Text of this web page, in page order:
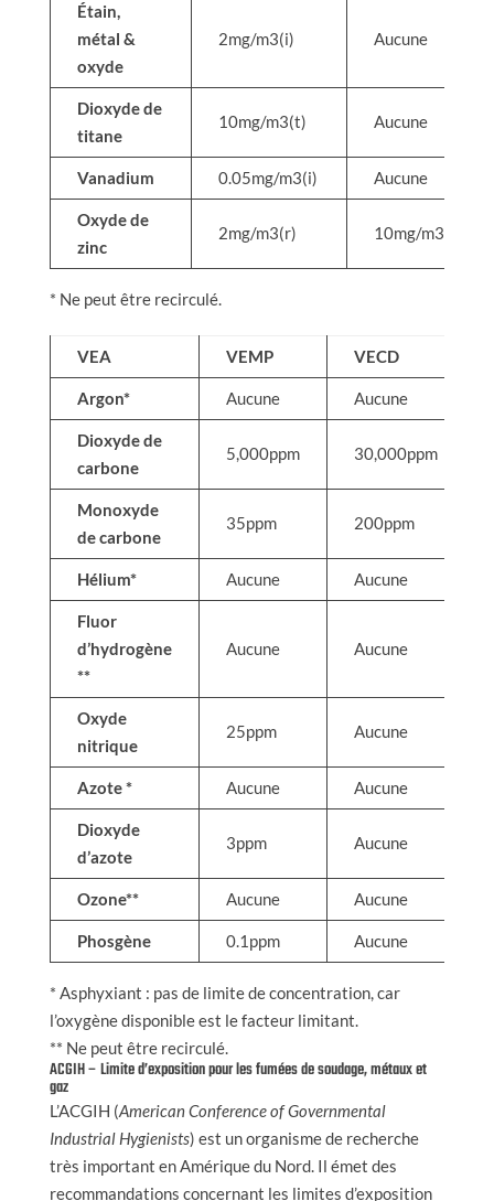
Étain,
métal &
oxyde
2mg/m3(i) Aucune
Dioxyde de
titane
10mg/m3(t) Aucune
Vanadium 0.05mg/m3(i) Aucune
Oxyde de
zinc
2mg/m3(r) 10mg/m3(r)
* Ne peut être recirculé.
VEA VEMP VECD
Argon* Aucune Aucune
Dioxyde de
carbone
5,000ppm 30,000ppm
Monoxyde
de carbone
35ppm 200ppm
Hélium* Aucune Aucune
Fluor
d’hydrogène
**
Aucune Aucune
Oxyde
nitrique
25ppm Aucune
Azote * Aucune Aucune
Dioxyde
d’azote
3ppm Aucune
Ozone** Aucune Aucune
Phosgène 0.1ppm Aucune
* Asphyxiant : pas de limite de concentration, car
l’oxygène disponible est le facteur limitant.
** Ne peut être recirculé.
ACGIH – Limite d’exposition pour les fumées de soudage, métaux et
gaz
L’ACGIH (American Conference of Governmental
Industrial Hygienists) est un organisme de recherche
très important en Amérique du Nord. Il émet des
recommandations concernant les limites d’exposition